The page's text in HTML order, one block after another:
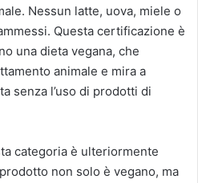
Nessun latte, uova, miele o
Questa certificazione è
una dieta vegana, che
animale e mira a
senza l’uso di prodotti di
categoria è ulteriormente
non solo è vegano, ma